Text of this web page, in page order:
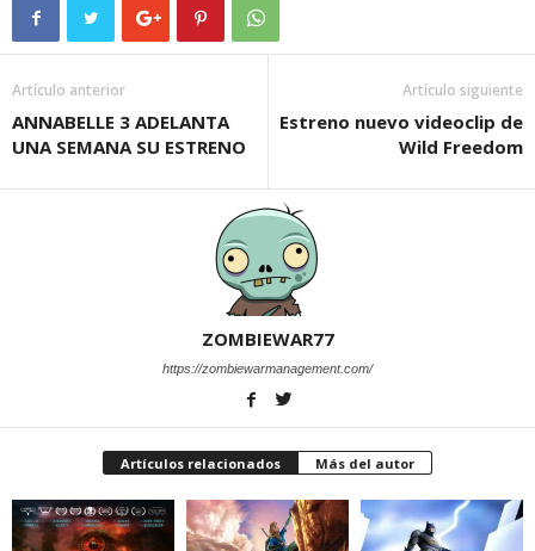
Artículo anterior
ANNABELLE 3 ADELANTA
UNA SEMANA SU ESTRENO
Artículo siguiente
Estreno nuevo videoclip de
Wild Freedom
ZOMBIEWAR77
https://zombiewarmanagement.com/
Artículos relacionados Más del autor